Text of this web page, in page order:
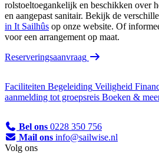
rolstoeltoegankelijk en beschikken over
en aangepast sanitair. Bekijk de
in It Sailhûs op onze website. Of
voor een arrangement op maat.
Reserveringsaanvraag
Faciliteiten Begeleiding Veiligheid
aanmelding tot groepsreis Boeken &
Bel ons 0228 350 756
Mail ons info@sailwise.nl
Volg ons